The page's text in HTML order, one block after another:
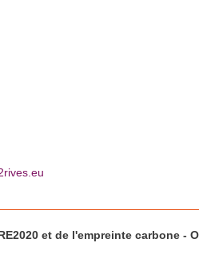
et de l'empreinte carbone -